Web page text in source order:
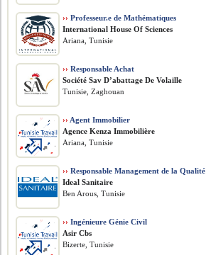
›› Professeur.e de Mathématiques
International House Of Sciences
Ariana, Tunisie
›› Responsable Achat
Société Sav D’abattage De Volaille
Tunisie, Zaghouan
›› Agent Immobilier
Agence Kenza Immobilière
Ariana, Tunisie
›› Responsable Management de la Qualité
Ideal Sanitaire
Ben Arous, Tunisie
›› Ingénieure Génie Civil
Asir Cbs
Bizerte, Tunisie